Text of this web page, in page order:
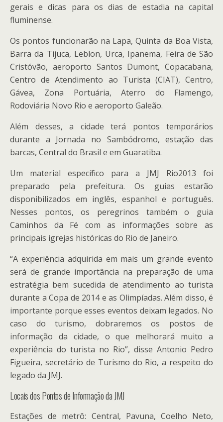
gerais e dicas para os dias de estadia na capital
fluminense.
Os pontos funcionarão na Lapa, Quinta da Boa Vista,
Barra da Tijuca, Leblon, Urca, Ipanema, Feira de São
Cristóvão, aeroporto Santos Dumont, Copacabana,
Centro de Atendimento ao Turista (CIAT), Centro,
Gávea, Zona Portuária, Aterro do Flamengo,
Rodoviária Novo Rio e aeroporto Galeão.
Além desses, a cidade terá pontos temporários
durante a Jornada no Sambódromo, estação das
barcas, Central do Brasil e em Guaratiba.
Um material específico para a JMJ Rio2013 foi
preparado pela prefeitura. Os guias estarão
disponibilizados em inglês, espanhol e português.
Nesses pontos, os peregrinos também o guia
Caminhos da Fé com as informações sobre as
principais igrejas históricas do Rio de Janeiro.
“A experiência adquirida em mais um grande evento
será de grande importância na preparação de uma
estratégia bem sucedida de atendimento ao turista
durante a Copa de 2014 e as Olimpíadas. Além disso, é
importante porque esses eventos deixam legados. No
caso do turismo, dobraremos os postos de
informação da cidade, o que melhorará muito a
experiência do turista no Rio”, disse Antonio Pedro
Figueira, secretário de Turismo do Rio, a respeito do
legado da JMJ.
Locais dos Pontos de Informação da JMJ
Estações de metrô: Central, Pavuna, Coelho Neto,